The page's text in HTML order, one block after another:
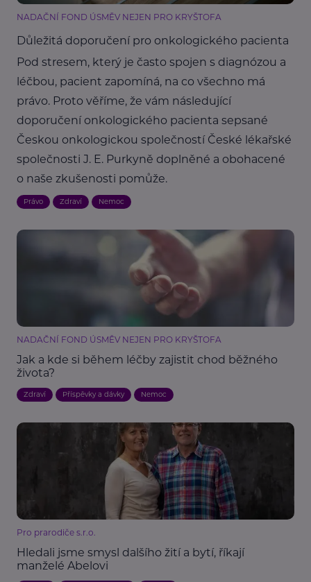
NADAČNÍ FOND ÚSMĚV NEJEN PRO KRYŠTOFA
Důležitá doporučení pro onkologického pacienta
Pod stresem, který je často spojen s diagnózou a
léčbou, pacient zapomíná, na co všechno má
právo. Proto věříme, že vám následující
doporučení onkologického pacienta sepsané
Českou onkologickou společností České lékařské
společnosti J. E. Purkyně doplněné a obohacené
o naše zkušenosti pomůže.
Právo Zdraví Nemoc
NADAČNÍ FOND ÚSMĚV NEJEN PRO KRYŠTOFA
Jak a kde si během léčby zajistit chod běžného
života?
Zdraví Příspěvky a dávky Nemoc
Pro prarodiče s.r.o.
Hledali jsme smysl dalšího žití a bytí, říkají
manželé Abelovi